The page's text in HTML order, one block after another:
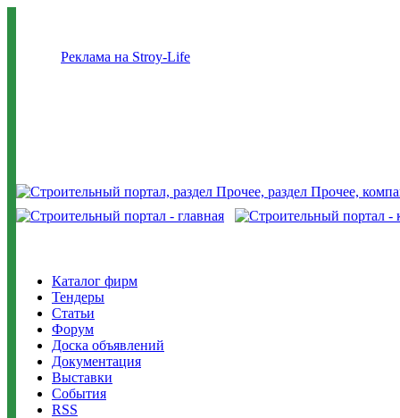
Реклама на Stroy-Life
Каталог фирм
Тендеры
Статьи
Форум
Доска объявлений
Документация
Выставки
События
RSS